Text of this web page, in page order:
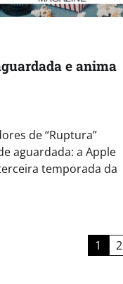
e anima
de “Ruptura”
aguardada: a Apple
temporada da
1 2